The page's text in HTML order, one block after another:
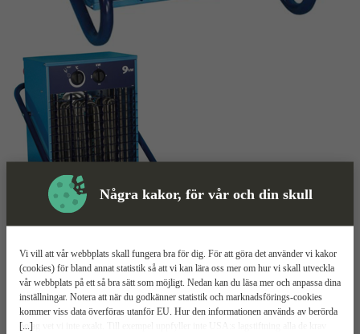
Några kakor, för vår och din skull
[...]
Vi vill att vår webbplats skall fungera bra för dig. För att göra det använder vi kakor
(cookies) för bland annat statistik så att vi kan lära oss mer om hur vi skall utveckla
vår webbplats på ett så bra sätt som möjligt. Nedan kan du läsa mer och anpassa dina
inställningar. Notera att när du godkänner statistik och marknadsförings-cookies
kommer viss data överföras utanför EU. Hur den informationen används av berörda
bolag vet vi inte exakt. Till exempel uppfyller inte USA:s lagstiftning alla de krav
Mer information
El-Björn VF 9
9 kW effekt
750 m3/h